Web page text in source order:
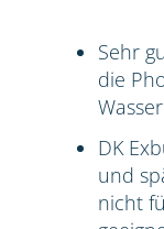
Sehr
die
DK
und
nicht